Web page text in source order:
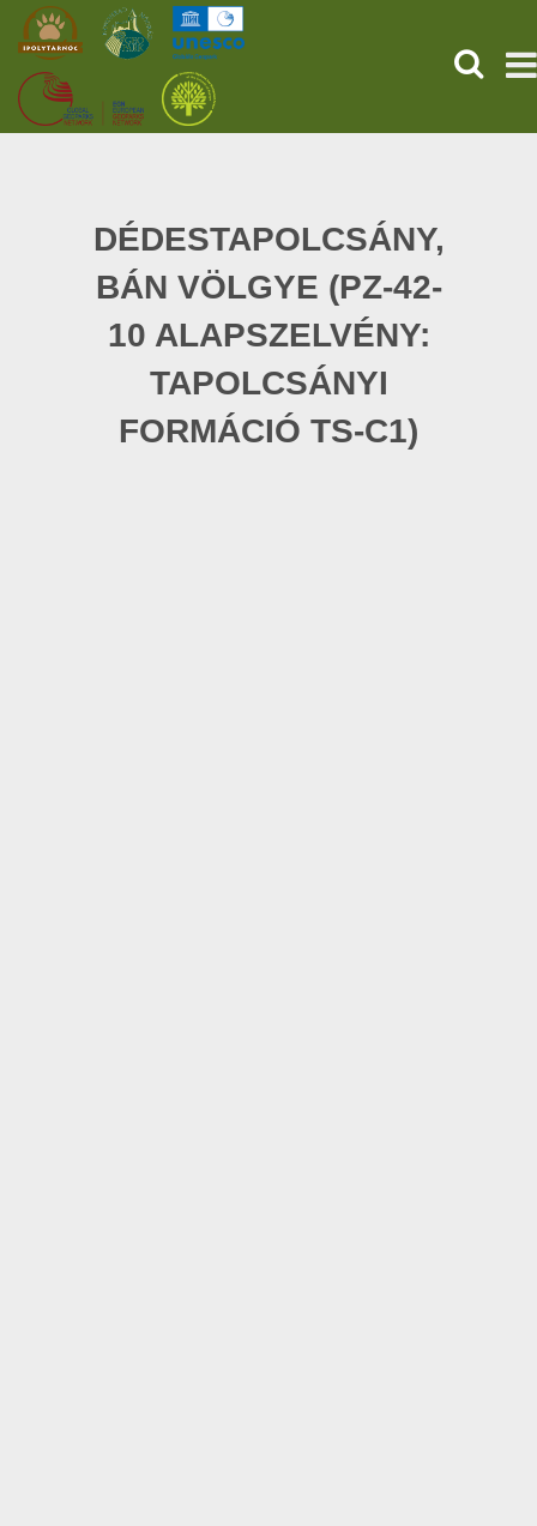
ŐSVILÁGI POMPEJI
SZOLGÁLTATÁSOK
PROGRAMOK
DÉDESTAPOLCSÁNY,
BÁN VÖLGYE (PZ-42-
10 ALAPSZELVÉNY:
TAPOLCSÁNYI
FORMÁCIÓ TS-C1)